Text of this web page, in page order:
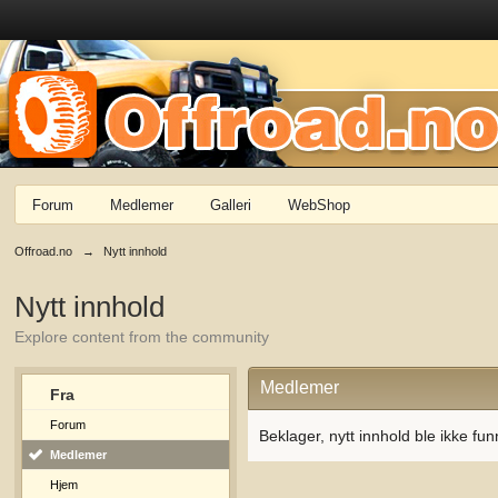
Forum Medlemer Galleri WebShop
Offroad.no → Nytt innhold
Nytt innhold
Explore content from the community
Fra
Forum
Medlemer
Hjem
Medlemer
Beklager, nytt innhold ble ikke